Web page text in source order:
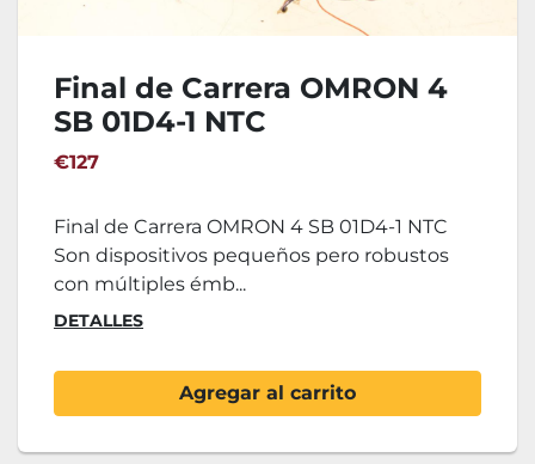
Final de Carrera OMRON 4
SB 01D4-1 NTC
€127
Final de Carrera OMRON 4 SB 01D4-1 NTC
Son dispositivos pequeños pero robustos
con múltiples émb...
DETALLES
Agregar al carrito